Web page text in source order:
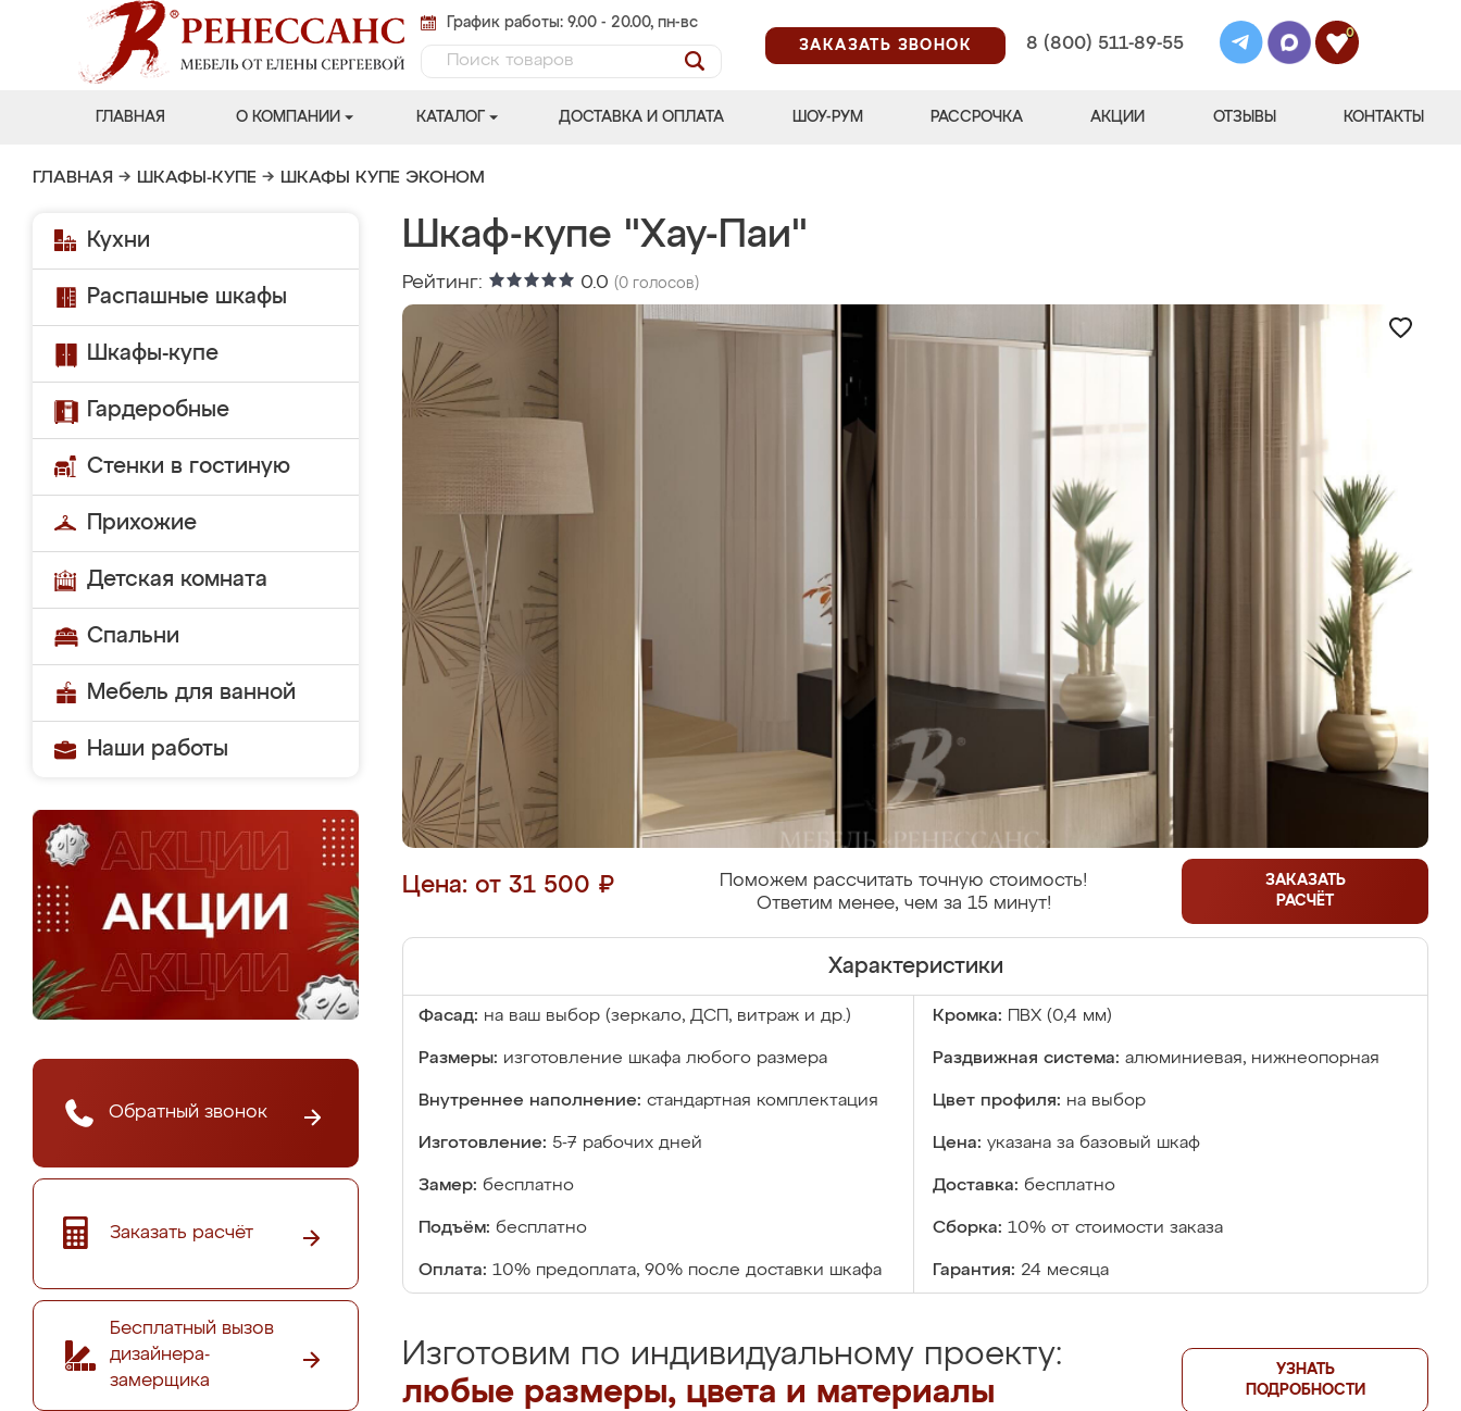
График работы: 9.00 - 20.00, пн-вс
ЗАКАЗАТЬ ЗВОНОК
8 (800) 511-89-55
0
ГЛАВНАЯ О КОМПАНИИ КАТАЛОГ ДОСТАВКА И ОПЛАТА ШОУ-РУМ РАССРОЧКА АКЦИИ ОТЗЫВЫ КОНТАКТЫ
ГЛАВНАЯ → ШКАФЫ-КУПЕ → ШКАФЫ КУПЕ ЭКОНОМ
Кухни
Распашные шкафы
Шкафы-купе
Гардеробные
Стенки в гостиную
Прихожие
Детская комната
Спальни
Мебель для ванной
Наши работы
Обратный звонок
Заказать расчёт
Бесплатный вызов
дизайнера-
замерщика
Шкаф-купе "Хау-Паи"
Рейтинг: 0.0 (0 голосов)
Цена: от 31 500 ₽
Поможем рассчитать точную стоимость!
Ответим менее, чем за 15 минут!
ЗАКАЗАТЬ
РАСЧЁТ
Характеристики
Фасад: на ваш выбор (зеркало, ДСП, витраж и др.) Кромка: ПВХ (0,4 мм)
Размеры: изготовление шкафа любого размера Раздвижная система: алюминиевая, нижнеопорная
Внутреннее наполнение: стандартная комплектация Цвет профиля: на выбор
Изготовление: 5-7 рабочих дней Цена: указана за базовый шкаф
Замер: бесплатно Доставка: бесплатно
Подъём: бесплатно Сборка: 10% от стоимости заказа
Оплата: 10% предоплата, 90% после доставки шкафа Гарантия: 24 месяца
Изготовим по индивидуальному проекту:
любые размеры, цвета и материалы
УЗНАТЬ
ПОДРОБНОСТИ